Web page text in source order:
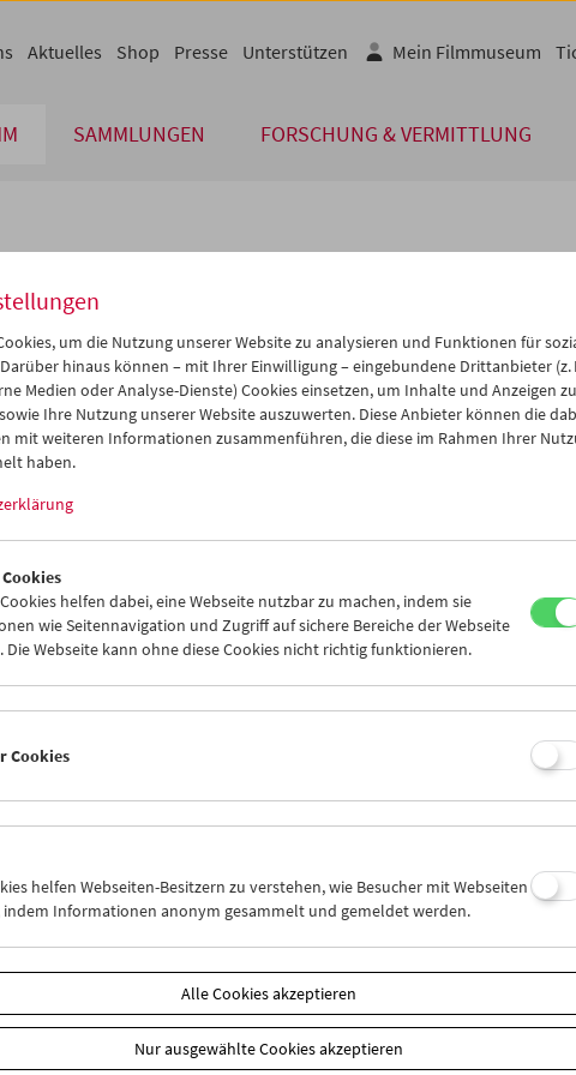
SAMMLUNGEN FORSCHUNG & VERMITTLUNG
Aktuelles Shop Presse Unterstützen Mein Filmmuseum
Aug 2004 >>
Mi Do Fr Sa So
28 29 30 31
01
04 05 06 07
08
11 12
18 19
01
iCalender
Programmheft-PDF
English language or subtitles
Mi 18.8.
um die Nutzung unserer Website zu analysieren und Funktionen für
hinaus können – mit Ihrer Einwilligung – eingebundene Drittanbieter (z.
Medien oder Analyse-Dienste) Cookies einsetzen, um Inhalte und Anzeigen zu
Ihre Nutzung unserer Website auszuwerten. Diese Anbieter können die
mit weiteren Informationen zusammenführen, die diese im Rahmen Ihrer
haben.
helfen dabei, eine Webseite nutzbar zu machen, indem sie
wie Seitennavigation und Zugriff auf sichere Bereiche der Webseite
Die Webseite kann ohne diese Cookies nicht richtig funktionieren.
Cookies
helfen Webseiten-Besitzern zu verstehen, wie Besucher mit Webseiten
indem Informationen anonym gesammelt und gemeldet werden.
Alle Cookies akzeptieren
Nur ausgewählte Cookies akzeptieren